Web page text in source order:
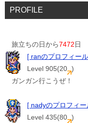
PROFILE
旅立ちの日から7472日
[ ranのプロフィー
Level 905(20 )
ガンガン行こうぜ！
[ nadyのプロフィー
Level 435(80 )